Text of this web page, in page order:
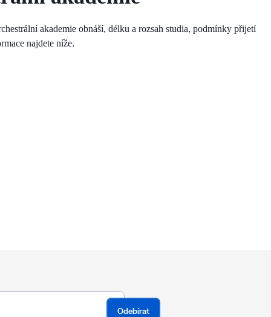
akademie obnáší, délku a rozsah studia, podmínky přijetí
najdete níže.
Odebírat